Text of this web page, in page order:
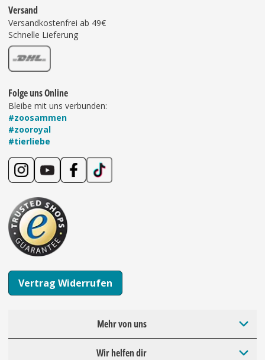
Versand
Versandkostenfrei ab 49€
Schnelle Lieferung
Folge uns Online
Bleibe mit uns verbunden:
#zoosammen
#zooroyal
#tierliebe
Vertrag Widerrufen
Mehr von uns
Wir helfen dir